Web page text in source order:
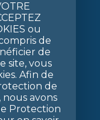
ou
de
de
site, vous
Afin de
de
avons
Protection